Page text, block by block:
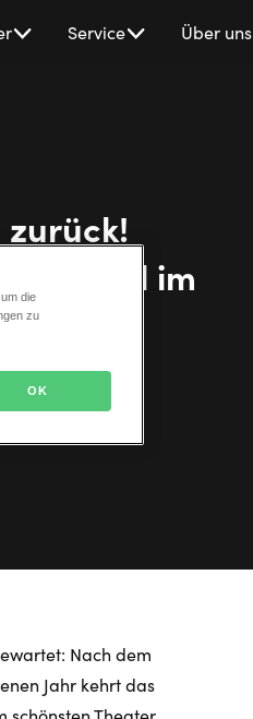
Service Über uns
Musical im
Nach dem
Jahr kehrt das
die
zu
OK